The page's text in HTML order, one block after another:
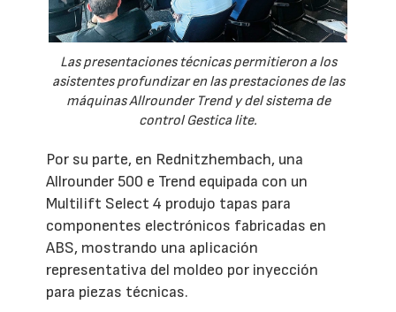
Las presentaciones técnicas permitieron a los
asistentes profundizar en las prestaciones de las
máquinas Allrounder Trend y del sistema de
control Gestica lite.
Por su parte, en Rednitzhembach, una
Allrounder 500 e Trend equipada con un
Multilift Select 4 produjo tapas para
componentes electrónicos fabricadas en
ABS, mostrando una aplicación
representativa del moldeo por inyección
para piezas técnicas.